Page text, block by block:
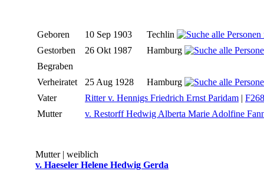
Geboren 10 Sep 1903
Techlin
Gestorben
26 Okt 1987
Hamburg
Begraben
Verheiratet
25 Aug 1928
Hamburg
Vater
Ritter v. Hennigs Friedrich Ernst Paridam |
Mutter
v. Restorff Hedwig Alberta Marie Adolfine
Mutter | weiblich
v. Haeseler Helene Hedwig Gerda